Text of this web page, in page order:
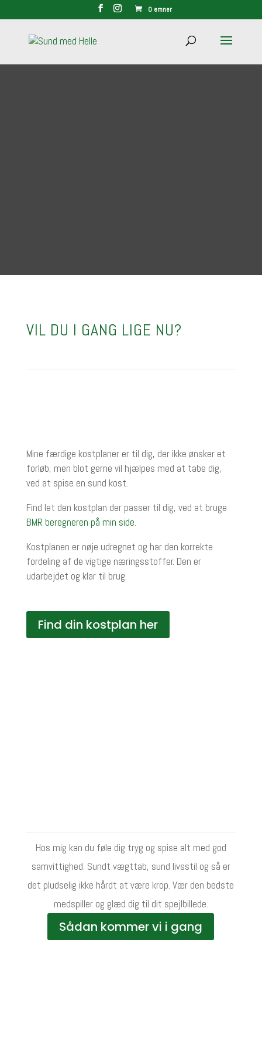
0 emner
VIL DU I GANG LIGE NU?
Mine færdige kostplaner er til dig, der ikke ønsker et
forløb, men blot gerne vil hjælpes med at tabe dig,
ved at spise en sund kost.
Find let den kostplan der passer til dig, ved at bruge
BMR beregneren på min side.
Kostplanen er nøje udregnet og har den korrekte
fordeling af de vigtige næringsstoffer. Den er
udarbejdet og klar til brug.
Find din kostplan her
Hos mig kan du føle dig tryg og spise alt med god
samvittighed. Sundt vægttab, sund livsstil og så er
det pludselig ikke hårdt at være krop. Vær den bedste
medspiller og glæd dig til dit spejlbillede.
Sådan kommer vi i gang